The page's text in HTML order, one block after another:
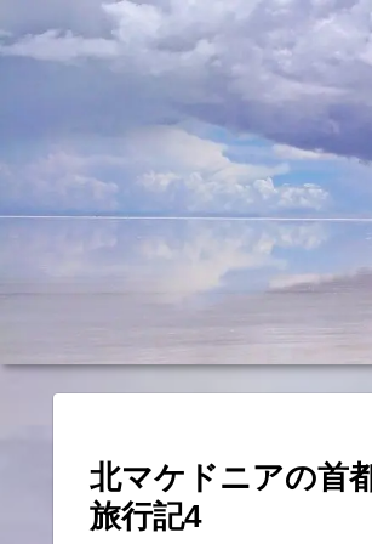
北マケドニアの首
旅行記4